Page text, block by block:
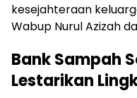
kesejahteraan
Wabup Nurul Azizah
Bank Sampah
Lestarikan